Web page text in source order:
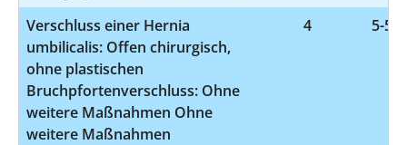
Verschluss einer Hernia
umbilicalis: Offen chirurgisch,
ohne plastischen
Bruchpfortenverschluss: Ohne
weitere Maßnahmen Ohne
weitere Maßnahmen
4 5-